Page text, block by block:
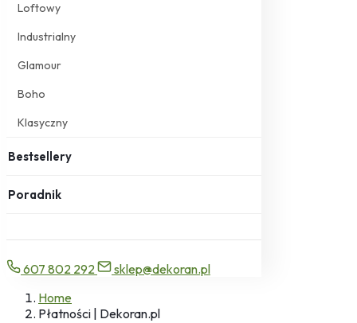
Loftowy
Industrialny
Glamour
Boho
Klasyczny
Bestsellery
Poradnik
607 802 292
sklep@dekoran.pl
Home
Płatności | Dekoran.pl